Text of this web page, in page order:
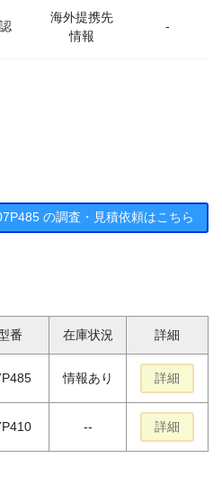
海外提携先
情報
-
の調査・見積依頼はこちら
番 在庫状況 詳細
情報あり 詳細
-- 詳細